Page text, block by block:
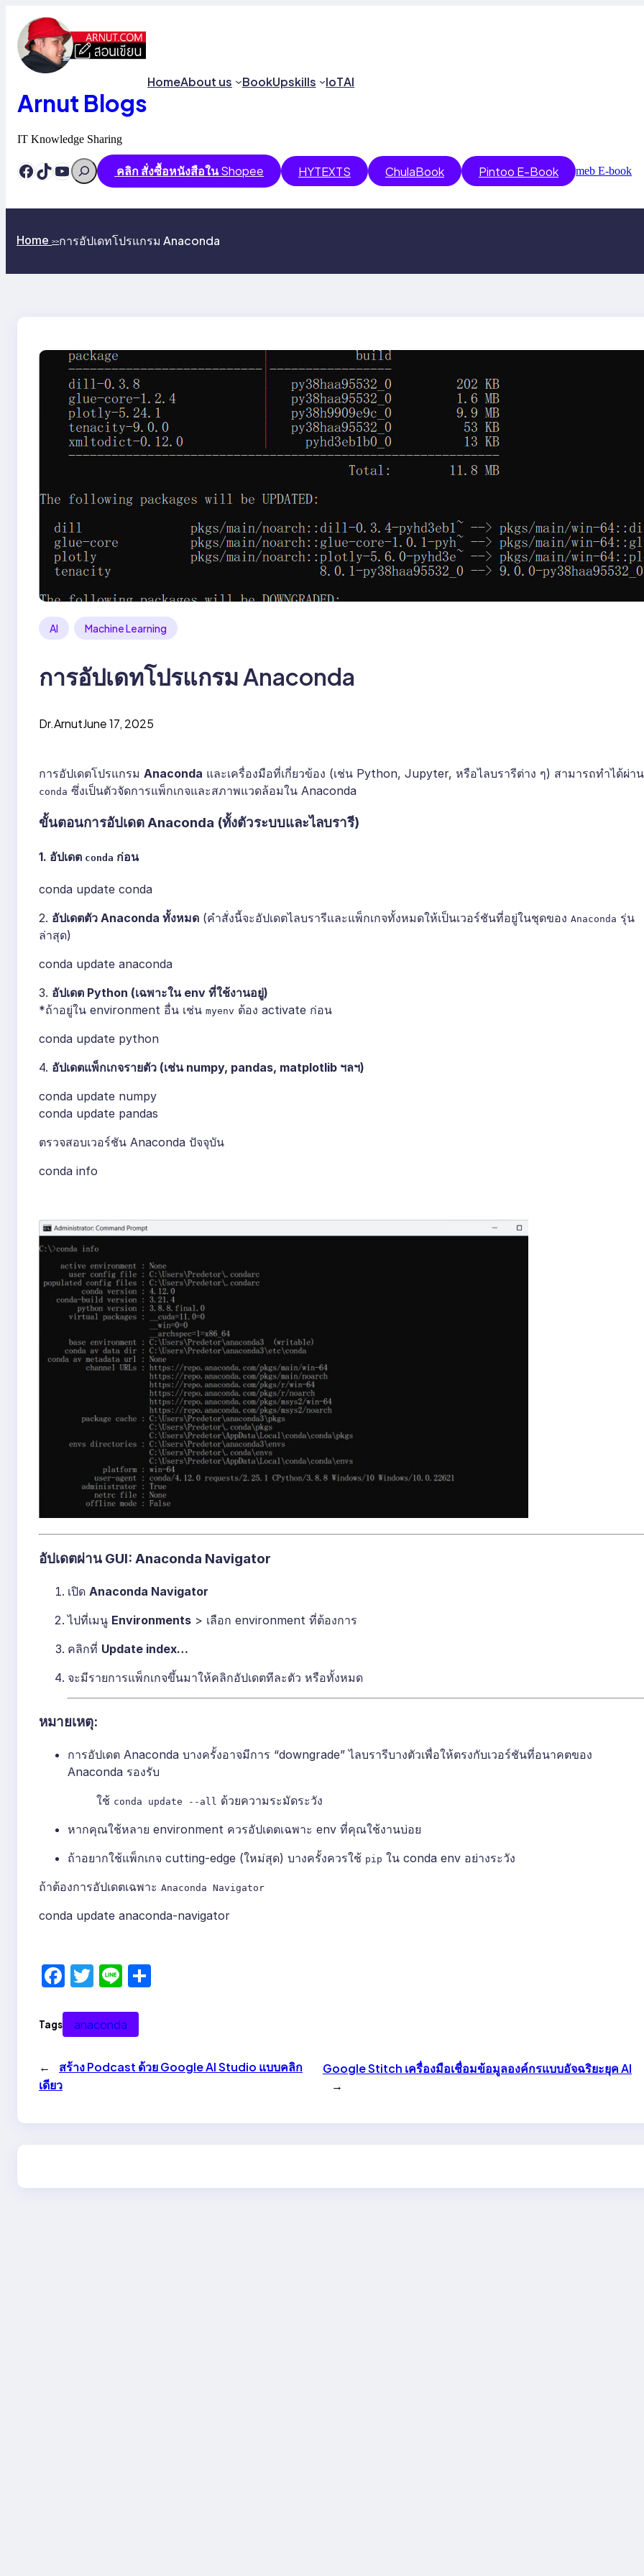
content
Arnut Blogs
IT Knowledge Sharing
HomeAbout us BookUpskills IoTAI
Facebook
TikTok
YouTube
Search คลิก สั่งซื้อหนังสือในShopee HYTEXTS ChulaBook Pintoo E-Book meb E-book
Home >>การอัปเดทโปรแกรม Anaconda
AI Machine Learning
การอัปเดทโปรแกรม Anaconda
Dr.ArnutJune 17, 2025
การอัปเดตโปรแกรม Anaconda และเครื่องมือที่เกี่ยวข้อง (เช่น Python, Jupyter, หรือไลบรารีต่าง ๆ) สามารถทำได้ผ่าน
conda ซึ่งเป็นตัวจัดการแพ็กเกจและสภาพแวดล้อมใน Anaconda
ขั้นตอนการอัปเดต Anaconda (ทั้งตัวระบบและไลบรารี)
1. อัปเดต conda ก่อน
conda update conda
2. อัปเดตตัว Anaconda ทั้งหมด (คำสั่งนี้จะอัปเดตไลบรารีและแพ็กเกจทั้งหมดให้เป็นเวอร์ชันที่อยู่ในชุดของ Anaconda รุ่น
ล่าสุด)
conda update anaconda
3. อัปเดต Python (เฉพาะใน env ที่ใช้งานอยู่)
*ถ้าอยู่ใน environment อื่น เช่น myenv ต้อง activate ก่อน
conda update python
4. อัปเดตแพ็กเกจรายตัว (เช่น numpy, pandas, matplotlib ฯลฯ)
conda update numpy
conda update pandas
ตรวจสอบเวอร์ชัน Anaconda ปัจจุบัน
conda info
อัปเดตผ่าน GUI: Anaconda Navigator
เปิด Anaconda Navigator
ไปที่เมนู Environments > เลือก environment ที่ต้องการ
คลิกที่ Update index…
จะมีรายการแพ็กเกจขึ้นมาให้คลิกอัปเดตทีละตัว หรือทั้งหมด
หมายเหตุ:
การอัปเดต Anaconda บางครั้งอาจมีการ “downgrade” ไลบรารีบางตัวเพื่อให้ตรงกับเวอร์ชันที่อนาคตของ
Anaconda รองรับ
ใช้ conda update --all ด้วยความระมัดระวัง
หากคุณใช้หลาย environment ควรอัปเดตเฉพาะ env ที่คุณใช้งานบ่อย
ถ้าอยากใช้แพ็กเกจ cutting-edge (ใหม่สุด) บางครั้งควรใช้ pip ใน conda env อย่างระวัง
ถ้าต้องการอัปเดตเฉพาะ Anaconda Navigator
conda update anaconda-navigator
F
c
e
b
T
itt
er
Li
e
Tags anaconda
←
สร้าง Podcast ด้วย Google AI Studio แบบคลิก
เดียว
Google Stitch เครื่องมือเชื่อมข้อมูลองค์กรแบบอัจฉริยะยุค AI
→